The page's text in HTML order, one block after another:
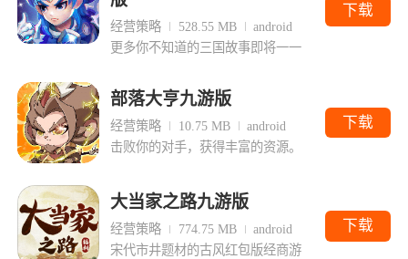
经营策略 528.55 MB
android
更多你不知道的三国故事即将一一
下载
部落大亨九游版
经营策略 10.75 MB
android
击败你的对手，获得丰富的资源。
下载
大当家之路九游版
经营策略 774.75 MB
android
宋代市井题材的古风红包版经商游
下载